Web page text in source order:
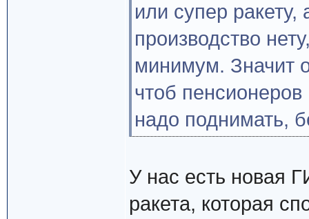
или супер
производство
минимум. Значит
чтоб
надо поднимать,
У нас есть новая
ракета, которая